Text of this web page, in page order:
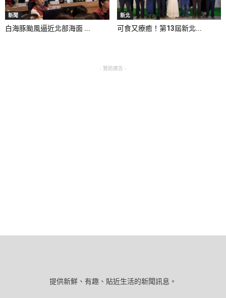
新聞
白海豚颱風逼近北部海面 ...
新北
可食又療癒！第13屆新北...
- 贊助廣告 -
提供新鮮、有趣、貼近生活的新聞訊息。